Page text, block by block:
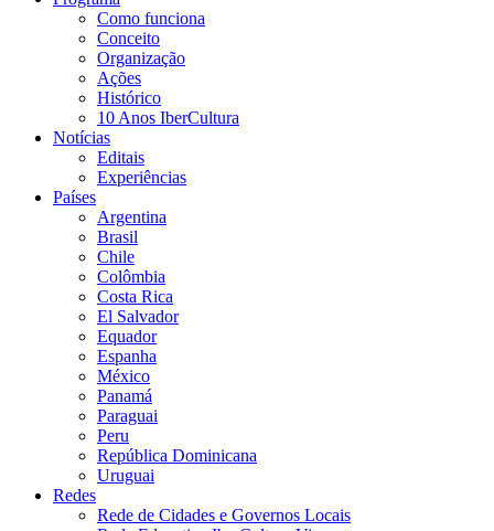
Como funciona
Conceito
Organização
Ações
Histórico
10 Anos IberCultura
Notícias
Editais
Experiências
Países
Argentina
Brasil
Chile
Colômbia
Costa Rica
El Salvador
Equador
Espanha
México
Panamá
Paraguai
Peru
República Dominicana
Uruguai
Redes
Rede de Cidades e Governos Locais